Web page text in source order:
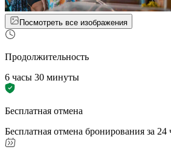
Посмотреть все изображения
Продолжительность
6 часы 30 минуты
Бесплатная отмена
Бесплатная отмена бронирования за 24